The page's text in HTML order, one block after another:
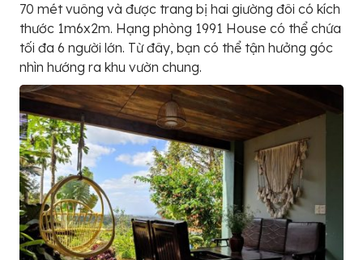
70 mét vuông và được trang bị hai giường đôi có kích
thước 1m6x2m. Hạng phòng 1991 House có thể chứa
tối đa 6 người lớn. Từ đây, bạn có thể tận hưởng góc
nhìn hướng ra khu vườn chung.